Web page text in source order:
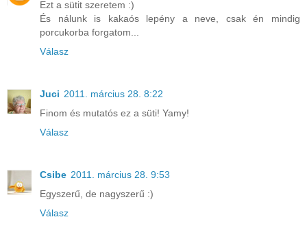
Ezt a sütit szeretem :)
És nálunk is kakaós lepény a neve, csak én mindig
porcukorba forgatom...
Válasz
Juci 2011. március 28. 8:22
Finom és mutatós ez a süti! Yamy!
Válasz
Csibe 2011. március 28. 9:53
Egyszerű, de nagyszerű :)
Válasz